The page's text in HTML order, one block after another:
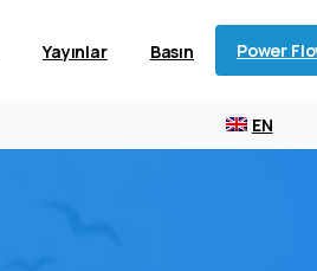
Yayınlar Basın Power
EN